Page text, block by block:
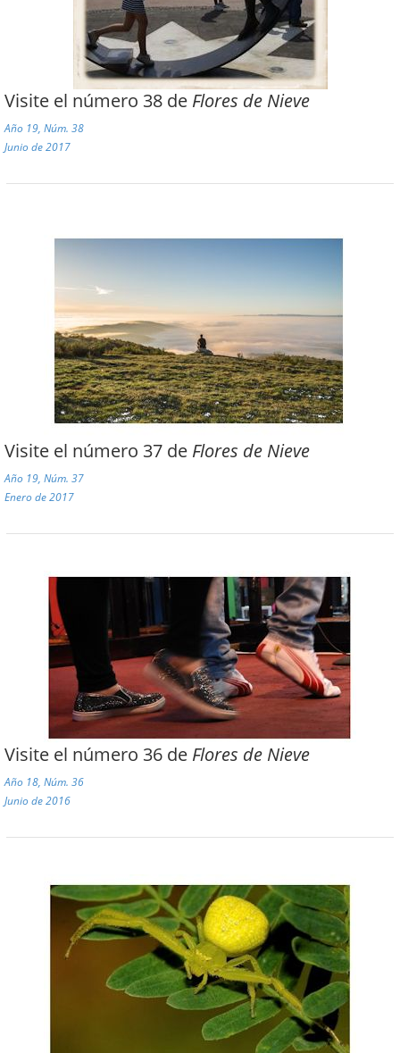
Visite el número 38 de Flores de Nieve
Año 19, Núm. 38
Junio de 2017
Visite el número 37 de Flores de Nieve
Año 19, Núm. 37
Enero de 2017
Visite el número 36 de Flores de Nieve
Año 18, Núm. 36
Junio de 2016